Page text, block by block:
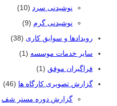
نوشیدنی سرد (10)
نوشیدنی گرم (9)
رویدادها و سوابق کاری (38)
سایر خدمات موسسه (1)
فراگیران موفق (1)
گزارش تصویری کارگاه ها (46)
گزارش دوره مستر شف